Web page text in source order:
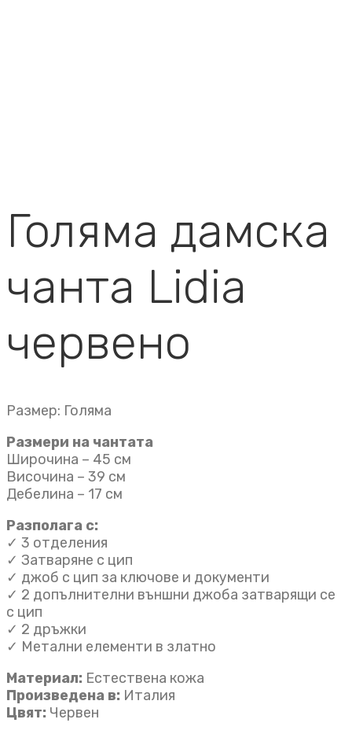
Голяма дамска
чанта Lidia
червено
Размер: Голяма
Размери на чантата
Широчина – 45 см
Височина – 39 см
Дебелина – 17 см
Разполага с:
✓ 3 отделения
✓ Затваряне с цип
✓ джоб с цип за ключове и документи
✓ 2 допълнителни външни джоба затварящи се
с цип
✓ 2 дръжки
✓ Метални елементи в златно
Материал: Естествена кожа
Произведена в: Италия
Цвят: Червен